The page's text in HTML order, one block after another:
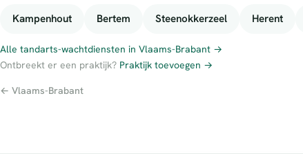
Kampenhout Bertem Steenokkerzeel Herent
Alle tandarts-wachtdiensten in Vlaams-Brabant →
Ontbreekt er een praktijk? Praktijk toevoegen →
← Vlaams-Brabant